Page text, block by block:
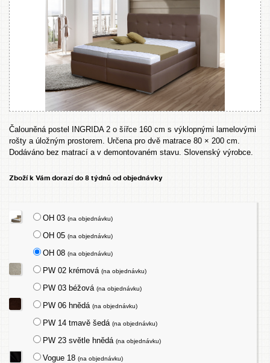
Čalouněná postel INGRIDA 2 o šířce 160 cm s výklopnými lamelovými
rošty a úložným prostorem. Určena pro dvě matrace 80 × 200 cm.
Dodáváno bez matrací a v demontovaném stavu. Slovenský výrobce.
Zboží k Vám dorazí do 8 týdnů od objednávky
OH 03(na objednávku)
OH 05(na objednávku)
OH 08(na objednávku)
PW 02 krémová(na objednávku)
PW 03 béžová(na objednávku)
PW 06 hnědá(na objednávku)
PW 14 tmavě šedá(na objednávku)
PW 23 světle hnědá(na objednávku)
Vogue 18(na objednávku)